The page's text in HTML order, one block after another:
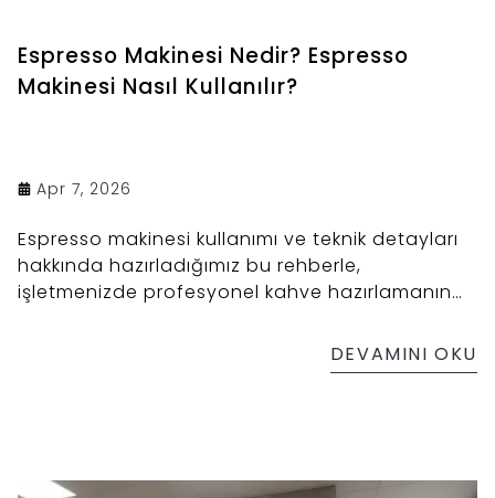
Espresso Makinesi Nedir? Espresso
Makinesi Nasıl Kullanılır?
Apr 7, 2026
Espresso makinesi kullanımı ve teknik detayları
hakkında hazırladığımız bu rehberle,
işletmenizde profesyonel kahve hazırlamanın
DEVAMINI OKU